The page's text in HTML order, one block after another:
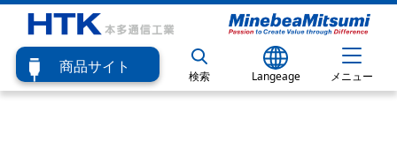
商品サイト
検索 Langeage メニュー